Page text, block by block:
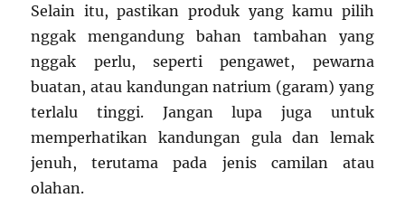
Selain itu, pastikan produk yang kamu pilih
nggak mengandung bahan tambahan yang
nggak perlu, seperti pengawet, pewarna
buatan, atau kandungan natrium (garam) yang
terlalu tinggi. Jangan lupa juga untuk
memperhatikan kandungan gula dan lemak
jenuh, terutama pada jenis camilan atau
olahan.